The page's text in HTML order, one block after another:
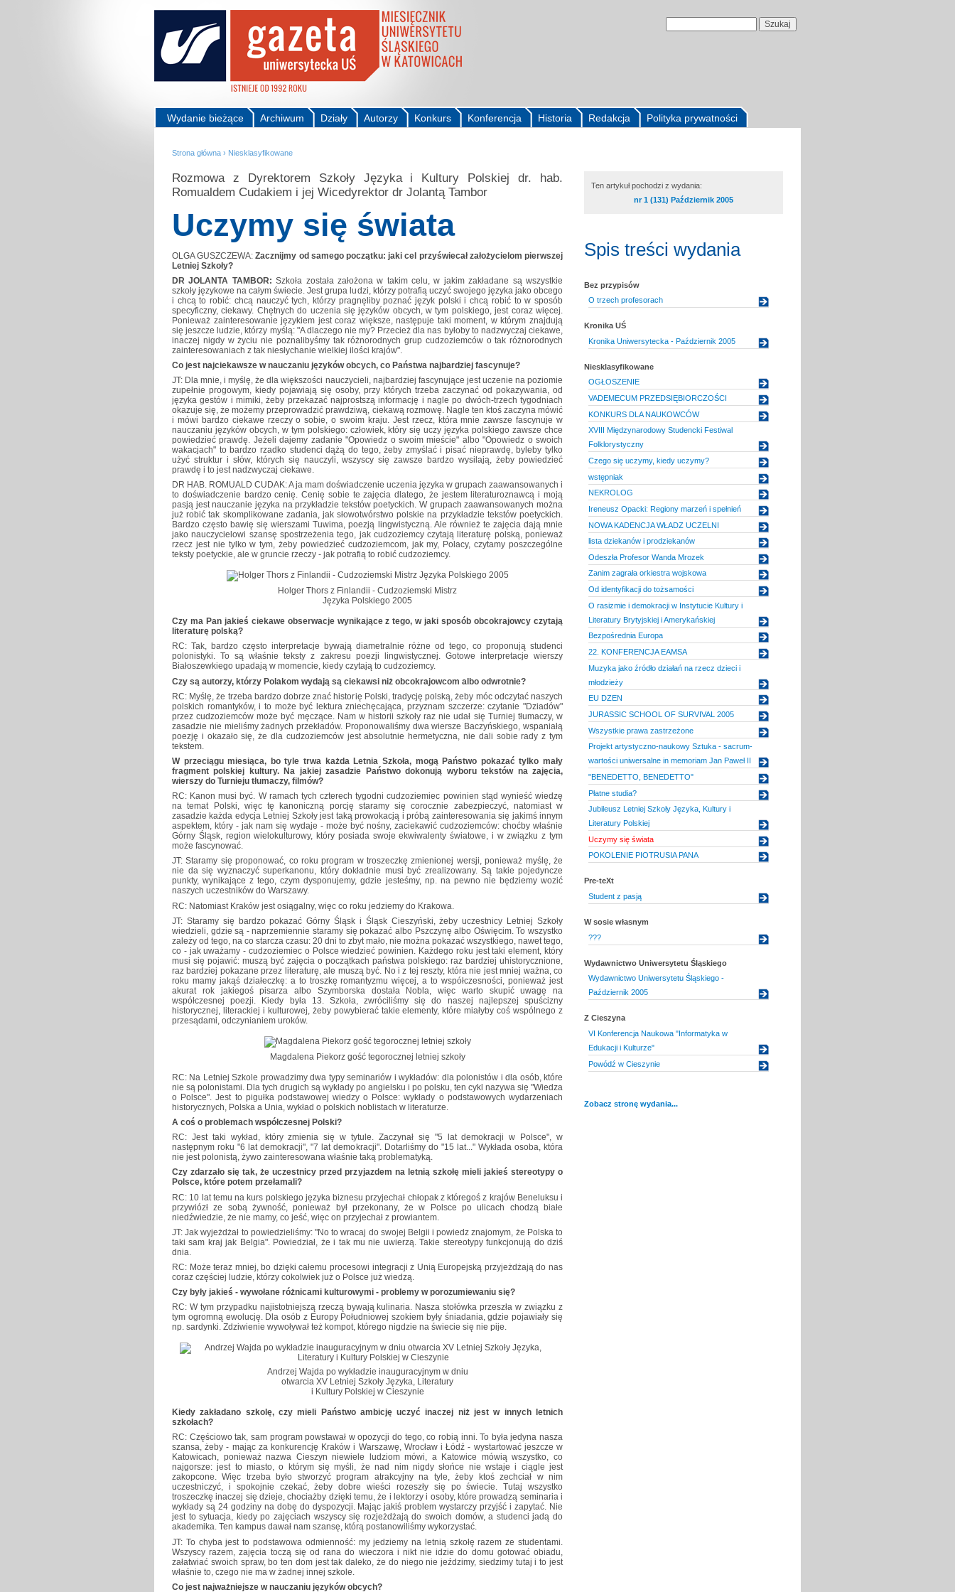
Polityka prywatności
Redakcja
Historia
Konferencja
Konkurs
Autorzy
Działy
Archiwum
Wydanie bieżące
Strona główna › Niesklasyfikowane
Rozmowa z Dyrektorem Szkoły Języka i Kultury Polskiej dr. hab.
Romualdem Cudakiem i jej Wicedyrektor dr Jolantą Tambor
Uczymy się świata
OLGA GUSZCZEWA:Zacznijmy od samego początku: jaki cel przyświecał założycielom pierwszej
Letniej Szkoły?
DR JOLANTA TAMBOR: Szkoła została założona w takim celu, w jakim zakładane są wszystkie
szkoły językowe na całym świecie. Jest grupa ludzi, którzy potrafią uczyć swojego języka jako obcego
i chcą to robić: chcą nauczyć tych, którzy pragnęliby poznać język polski i chcą robić to w sposób
specyficzny, ciekawy. Chętnych do uczenia się języków obcych, w tym polskiego, jest coraz więcej.
Ponieważ zainteresowanie językiem jest coraz większe, następuje taki moment, w którym znajdują
się jeszcze ludzie, którzy myślą: "A dlaczego nie my? Przecież dla nas byłoby to nadzwyczaj ciekawe,
inaczej nigdy w życiu nie poznalibyśmy tak różnorodnych grup cudzoziemców o tak różnorodnych
zainteresowaniach z tak niesłychanie wielkiej ilości krajów".
Co jest najciekawsze w nauczaniu języków obcych, co Państwa najbardziej fascynuje?
JT: Dla mnie, i myślę, że dla większości nauczycieli, najbardziej fascynujące jest uczenie na poziomie
zupełnie progowym, kiedy pojawiają się osoby, przy których trzeba zaczynać od pokazywania, od
języka gestów i mimiki, żeby przekazać najprostszą informację i nagle po dwóch-trzech tygodniach
okazuje się, że możemy przeprowadzić prawdziwą, ciekawą rozmowę. Nagle ten ktoś zaczyna mówić
i mówi bardzo ciekawe rzeczy o sobie, o swoim kraju. Jest rzecz, która mnie zawsze fascynuje w
nauczaniu języków obcych, w tym polskiego: człowiek, który się uczy języka polskiego zawsze chce
powiedzieć prawdę. Jeżeli dajemy zadanie "Opowiedz o swoim mieście" albo "Opowiedz o swoich
wakacjach" to bardzo rzadko studenci dążą do tego, żeby zmyślać i pisać nieprawdę, byleby tylko
użyć struktur i słów, których się nauczyli, wszyscy się zawsze bardzo wysilają, żeby powiedzieć
prawdę i to jest nadzwyczaj ciekawe.
DR HAB. ROMUALD CUDAK: A ja mam doświadczenie uczenia języka w grupach zaawansowanych i
to doświadczenie bardzo cenię. Cenię sobie te zajęcia dlatego, że jestem literaturoznawcą i moją
pasją jest nauczanie języka na przykładzie tekstów poetyckich. W grupach zaawansowanych można
już robić tak skomplikowane zadania, jak słowotwórstwo polskie na przykładzie tekstów poetyckich.
Bardzo często bawię się wierszami Tuwima, poezją lingwistyczną. Ale również te zajęcia dają mnie
jako nauczycielowi szansę spostrzeżenia tego, jak cudzoziemcy czytają literaturę polską, ponieważ
rzecz jest nie tylko w tym, żeby powiedzieć cudzoziemcom, jak my, Polacy, czytamy poszczególne
teksty poetyckie, ale w gruncie rzeczy - jak potrafią to robić cudzoziemcy.
Holger Thors z Finlandii - Cudzoziemski Mistrz
Języka Polskiego 2005
Czy ma Pan jakieś ciekawe obserwacje wynikające z tego, w jaki sposób obcokrajowcy czytają
literaturę polską?
RC: Tak, bardzo często interpretacje bywają diametralnie różne od tego, co proponują studenci
polonistyki. To są właśnie teksty z zakresu poezji lingwistycznej. Gotowe interpretacje wierszy
Białoszewkiego upadają w momencie, kiedy czytają to cudzoziemcy.
Czy są autorzy, którzy Polakom wydają są ciekawsi niż obcokrajowcom albo odwrotnie?
RC: Myślę, że trzeba bardzo dobrze znać historię Polski, tradycję polską, żeby móc odczytać naszych
polskich romantyków, i to może być lektura zniechęcająca, przyznam szczerze: czytanie "Dziadów"
przez cudzoziemców może być męczące. Nam w historii szkoły raz nie udał się Turniej tłumaczy, w
zasadzie nie mieliśmy żadnych przekładów. Proponowaliśmy dwa wiersze Baczyńskiego, wspaniałą
poezję i okazało się, że dla cudzoziemców jest absolutnie hermetyczna, nie dali sobie rady z tym
tekstem.
W przeciągu miesiąca, bo tyle trwa każda Letnia Szkoła, mogą Państwo pokazać tylko mały
fragment polskiej kultury. Na jakiej zasadzie Państwo dokonują wyboru tekstów na zajęcia,
wierszy do Turnieju tłumaczy, filmów?
RC: Kanon musi być. W ramach tych czterech tygodni cudzoziemiec powinien stąd wynieść wiedzę
na temat Polski, więc tę kanoniczną porcję staramy się corocznie zabezpieczyć, natomiast w
zasadzie każda edycja Letniej Szkoły jest taką prowokacją i próbą zainteresowania się jakimś innym
aspektem, który - jak nam się wydaje - może być nośny, zaciekawić cudzoziemców: choćby właśnie
Górny Śląsk, region wielokulturowy, który posiada swoje ekwiwalenty światowe, i w związku z tym
może fascynować.
JT: Staramy się proponować, co roku program w troszeczkę zmienionej wersji, ponieważ myślę, że
nie da się wyznaczyć superkanonu, który dokładnie musi być zrealizowany. Są takie pojedyncze
punkty, wynikające z tego, czym dysponujemy, gdzie jesteśmy, np. na pewno nie będziemy wozić
naszych uczestników do Warszawy.
RC: Natomiast Kraków jest osiągalny, więc co roku jedziemy do Krakowa.
JT: Staramy się bardzo pokazać Górny Śląsk i Śląsk Cieszyński, żeby uczestnicy Letniej Szkoły
wiedzieli, gdzie są - naprzemiennie staramy się pokazać albo Pszczynę albo Oświęcim. To wszystko
zależy od tego, na co starcza czasu: 20 dni to zbyt mało, nie można pokazać wszystkiego, nawet tego,
co - jak uważamy - cudzoziemiec o Polsce wiedzieć powinien. Każdego roku jest taki element, który
musi się pojawić: muszą być zajęcia o początkach państwa polskiego: raz bardziej uhistorycznione,
raz bardziej pokazane przez literaturę, ale muszą być. No i z tej reszty, która nie jest mniej ważna, co
roku mamy jakąś działeczkę: a to troszkę romantyzmu więcej, a to współczesności, ponieważ jest
akurat rok jakiegoś pisarza albo Szymborska dostała Nobla, więc warto skupić uwagę na
współczesnej poezji. Kiedy była 13. Szkoła, zwróciliśmy się do naszej najlepszej spuścizny
historycznej, literackiej i kulturowej, żeby powybierać takie elementy, które miałyby coś wspólnego z
przesądami, odczynianiem uroków.
Magdalena Piekorz gość tegorocznej letniej szkoły
RC: Na Letniej Szkole prowadzimy dwa typy seminariów i wykładów: dla polonistów i dla osób, które
nie są polonistami. Dla tych drugich są wykłady po angielsku i po polsku, ten cykl nazywa się "Wiedza
o Polsce". Jest to pigułka podstawowej wiedzy o Polsce: wykłady o podstawowych wydarzeniach
historycznych, Polska a Unia, wykład o polskich noblistach w literaturze.
A coś o problemach współczesnej Polski?
RC: Jest taki wykład, który zmienia się w tytule. Zaczynał się "5 lat demokracji w Polsce", w
następnym roku "6 lat demokracji", "7 lat demokracji". Dotarliśmy do "15 lat..." Wykłada osoba, która
nie jest polonistą, żywo zainteresowana właśnie taką problematyką.
Czy zdarzało się tak, że uczestnicy przed przyjazdem na letnią szkołę mieli jakieś stereotypy o
Polsce, które potem przełamali?
RC: 10 lat temu na kurs polskiego języka biznesu przyjechał chłopak z któregoś z krajów Beneluksu i
przywiózł ze sobą żywność, ponieważ był przekonany, że w Polsce po ulicach chodzą białe
niedźwiedzie, że nie mamy, co jeść, więc on przyjechał z prowiantem.
JT: Jak wyjeżdżał to powiedzieliśmy: "No to wracaj do swojej Belgii i powiedz znajomym, że Polska to
taki sam kraj jak Belgia". Powiedział, że i tak mu nie uwierzą. Takie stereotypy funkcjonują do dziś
dnia.
RC: Może teraz mniej, bo dzięki całemu procesowi integracji z Unią Europejską przyjeżdżają do nas
coraz częściej ludzie, którzy cokolwiek już o Polsce już wiedzą.
Czy były jakieś - wywołane różnicami kulturowymi - problemy w porozumiewaniu się?
RC: W tym przypadku najistotniejszą rzeczą bywają kulinaria. Nasza stołówka przeszła w związku z
tym ogromną ewolucję. Dla osób z Europy Południowej szokiem były śniadania, gdzie pojawiały się
np. sardynki. Zdziwienie wywoływał też kompot, którego nigdzie na świecie się nie pije.
Andrzej Wajda po wykładzie inauguracyjnym w dniu
otwarcia XV Letniej Szkoły Języka, Literatury
i Kultury Polskiej w Cieszynie
Kiedy zakładano szkolę, czy mieli Państwo ambicję uczyć inaczej niż jest w innych letnich
szkołach?
RC: Częściowo tak, sam program powstawał w opozycji do tego, co robią inni. To była jedyna nasza
szansa, żeby - mając za konkurencję Kraków i Warszawę, Wrocław i Łódź - wystartować jeszcze w
Katowicach, ponieważ nazwa Cieszyn niewiele ludziom mówi, a Katowice mówią wszystko, co
najgorsze: jest to miasto, o którym się myśli, że nad nim nigdy słońce nie wstaje i ciągle jest
zakopcone. Więc trzeba było stworzyć program atrakcyjny na tyle, żeby ktoś zechciał w nim
uczestniczyć, i spokojnie czekać, żeby dobre wieści rozeszły się po świecie. Tutaj wszystko
troszeczkę inaczej się dzieje, chociażby dzięki temu, że i lektorzy i osoby, które prowadzą seminaria i
wykłady są 24 godziny na dobę do dyspozycji. Mając jakiś problem wystarczy przyjść i zapytać. Nie
jest to sytuacja, kiedy po zajęciach wszyscy się rozjeżdżają do swoich domów, a studenci jadą do
akademika. Ten kampus dawał nam szansę, którą postanowiliśmy wykorzystać.
JT: To chyba jest to podstawowa odmienność: my jedziemy na letnią szkołę razem ze studentami.
Wszyscy razem, zajęcia toczą się od rana do wieczora i nikt nie idzie do domu gotować obiadu,
załatwiać swoich spraw, bo ten dom jest tak daleko, że do niego nie jeździmy, siedzimy tutaj i to jest
właśnie to, czego nie ma w żadnej innej szkole.
Co jest najważniejsze w nauczaniu języków obcych?
Ten artykuł pochodzi z wydania:
nr 1 (131) Październik 2005
Spis treści wydania
Bez przypisów
O trzech profesorach
Kronika UŚ
Kronika Uniwersytecka - Październik 2005
Niesklasyfikowane
OGŁOSZENIE
VADEMECUM PRZEDSIĘBIORCZOŚCI
KONKURS DLA NAUKOWCÓW
XVIII Międzynarodowy Studencki Festiwal
Folklorystyczny
Czego się uczymy, kiedy uczymy?
wstępniak
NEKROLOG
Ireneusz Opacki: Regiony marzeń i spełnień
NOWA KADENCJA WŁADZ UCZELNI
lista dziekanów i prodziekanów
Odeszła Profesor Wanda Mrozek
Zanim zagrała orkiestra wojskowa
Od identyfikacji do tożsamości
O rasizmie i demokracji w Instytucie Kultury i
Literatury Brytyjskiej i Amerykańskiej
Bezpośrednia Europa
22. KONFERENCJA EAMSA
Muzyka jako źródło działań na rzecz dzieci i
młodzieży
EU DZEN
JURASSIC SCHOOL OF SURVIVAL 2005
Wszystkie prawa zastrzeżone
Projekt artystyczno-naukowy Sztuka - sacrum-
wartości uniwersalne in memoriam Jan Paweł II
"BENEDETTO, BENEDETTO"
Płatne studia?
Jubileusz Letniej Szkoły Języka, Kultury i
Literatury Polskiej
Uczymy się świata
POKOLENIE PIOTRUSIA PANA
Pre-teXt
Student z pasją
W sosie własnym
???
Wydawnictwo Uniwersytetu Śląskiego
Wydawnictwo Uniwersytetu Śląskiego -
Październik 2005
Z Cieszyna
VI Konferencja Naukowa "Informatyka w
Edukacji i Kulturze"
Powódź w Cieszynie
Zobacz stronę wydania...